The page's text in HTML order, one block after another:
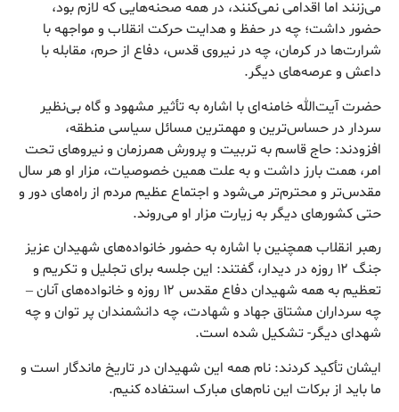
می‌زنند اما اقدامی نمی‌کنند، در همه صحنه‌هایی که لازم بود،
حضور داشت؛ چه در حفظ و هدایت حرکت انقلاب و مواجهه با
شرارت‌ها در کرمان، چه در نیروی قدس، دفاع از حرم، مقابله با
داعش و عرصه‌های دیگر.
حضرت آیت‌الله خامنه‌ای با اشاره به تأثیر مشهود و گاه بی‌نظیر
سردار در حساس‌ترین و مهمترین مسائل سیاسی منطقه،
افزودند: حاج قاسم به تربیت و پرورش همرزمان و نیروهای تحت
امر، همت بارز داشت و به علت همین خصوصیات، مزار او هر سال
مقدس‌تر و محترم‌تر می‌شود و اجتماع عظیم مردم از راه‌های دور و
حتی کشورهای دیگر به زیارت مزار او می‌روند.
رهبر انقلاب همچنین با اشاره به حضور خانواده‌های شهیدان عزیز
جنگ ۱۲ روزه در دیدار، گفتند: این جلسه برای تجلیل و تکریم و
تعظیم به همه شهیدان دفاع مقدس ۱۲ روزه و خانواده‌های آنان –
چه سرداران مشتاق جهاد و شهادت، چه دانشمندان پر توان و چه
شهدای دیگر- تشکیل شده است.
ایشان تأکید کردند: نام همه این شهیدان در تاریخ ماندگار است و
ما باید از برکات این نام‌های مبارک استفاده کنیم.